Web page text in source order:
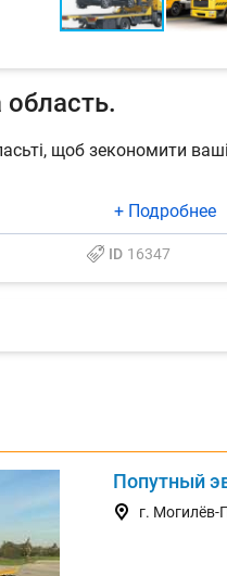
область.
щоб зекономити
+ Подробнее
ID 16347
Попутный
г. Могилёв-